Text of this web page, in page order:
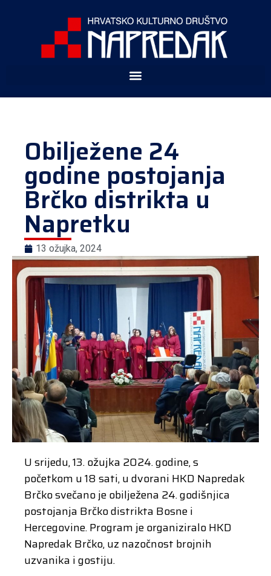
Obilježene 24
godine postojanja
Brčko distrikta u
Napretku
13 ožujka, 2024
U srijedu, 13. ožujka 2024. godine, s
početkom u 18 sati, u dvorani HKD Napredak
Brčko svečano je obilježena 24. godišnjica
postojanja Brčko distrikta Bosne i
Hercegovine. Program je organiziralo HKD
Napredak Brčko, uz nazočnost brojnih
uzvanika i gostiju.